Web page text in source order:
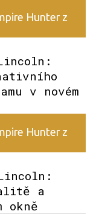
Hunter z
v novém
Hunter z
a
okně